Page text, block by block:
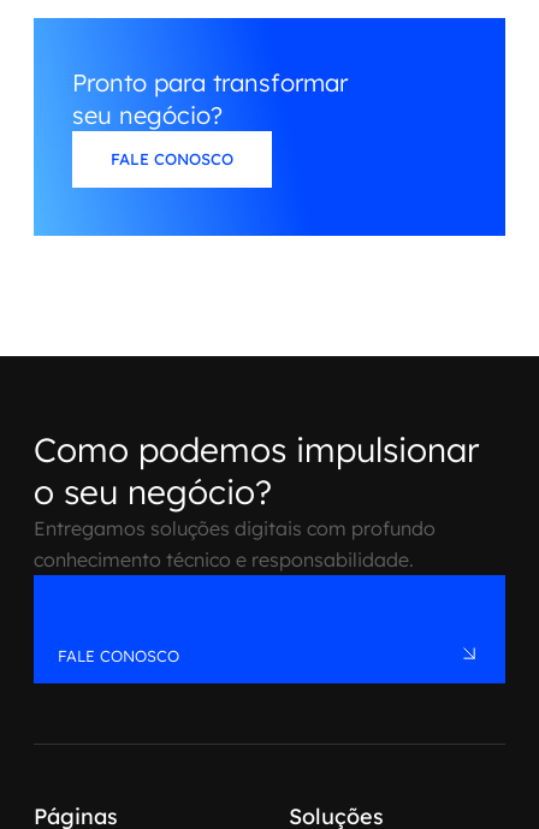
Pronto para transformar
seu negócio?
FALE CONOSCO
Como podemos impulsionar
o seu negócio?
Entregamos soluções digitais com profundo
conhecimento técnico e responsabilidade.
FALE CONOSCO
Páginas Soluções